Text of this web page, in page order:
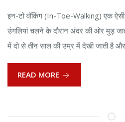
इन-टो वॉकिंग (In-Toe-Walking) एक ऐसी
उंगलियां चलने के दौरान अंदर की ओर मुड़
में दो से तीन साल की उम्र में देखी जाती है और
READ MORE